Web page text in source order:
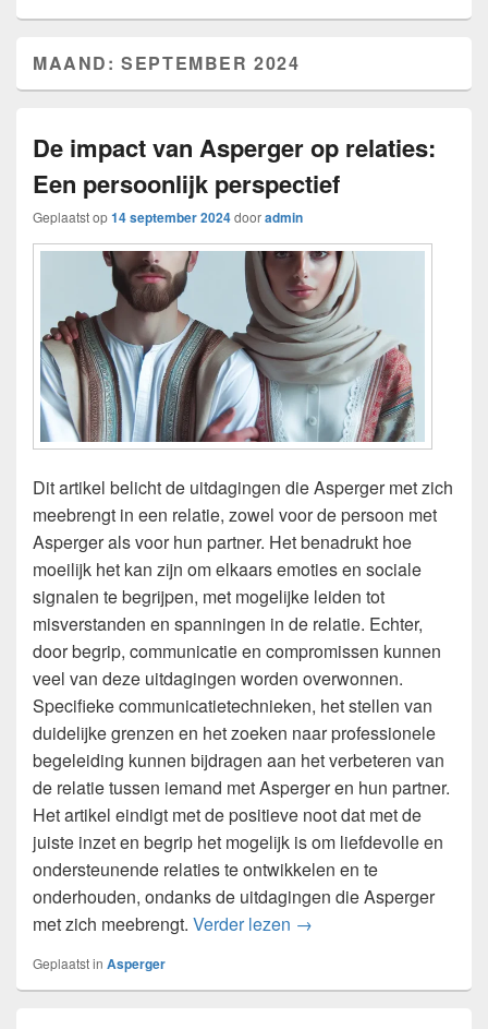
MAAND:SEPTEMBER 2024
De impact van Asperger op relaties:
Een persoonlijk perspectief
Geplaatst op14 september 2024dooradmin
Dit artikel belicht de uitdagingen die Asperger met zich
meebrengt in een relatie, zowel voor de persoon met
Asperger als voor hun partner. Het benadrukt hoe
moeilijk het kan zijn om elkaars emoties en sociale
signalen te begrijpen, met mogelijke leiden tot
misverstanden en spanningen in de relatie. Echter,
door begrip, communicatie en compromissen kunnen
veel van deze uitdagingen worden overwonnen.
Specifieke communicatietechnieken, het stellen van
duidelijke grenzen en het zoeken naar professionele
begeleiding kunnen bijdragen aan het verbeteren van
de relatie tussen iemand met Asperger en hun partner.
Het artikel eindigt met de positieve noot dat met de
juiste inzet en begrip het mogelijk is om liefdevolle en
ondersteunende relaties te ontwikkelen en te
onderhouden, ondanks de uitdagingen die Asperger
met zich meebrengt. Verder lezen De impact van
→
Geplaatst in Asperger